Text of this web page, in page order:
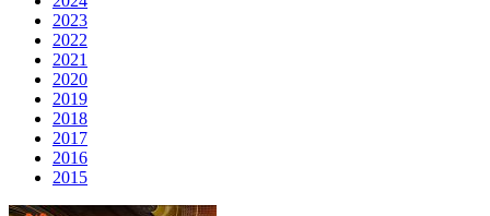
2023
2022
2021
2020
2019
2018
2017
2016
2015